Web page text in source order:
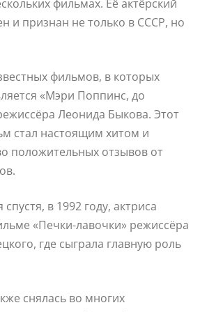
фильмах. Её актёрский
и признан не только в СССР, но
фильмов, в которых
«Мэри Поппинс, до
Леонида Быкова. Этот
стал настоящим хитом и
положительных отзывов от
в 1992 году, актриса
«Печки-лавочки» режиссёра
где сыграла главную роль
снялась во многих